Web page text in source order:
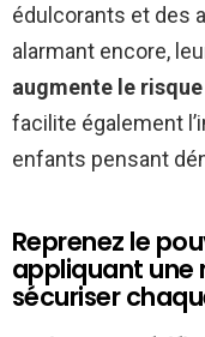
édulcorants et des
alarmant encore,
augmente le
facilite également
enfants pensant
Reprenez le
appliquant
sécuriser